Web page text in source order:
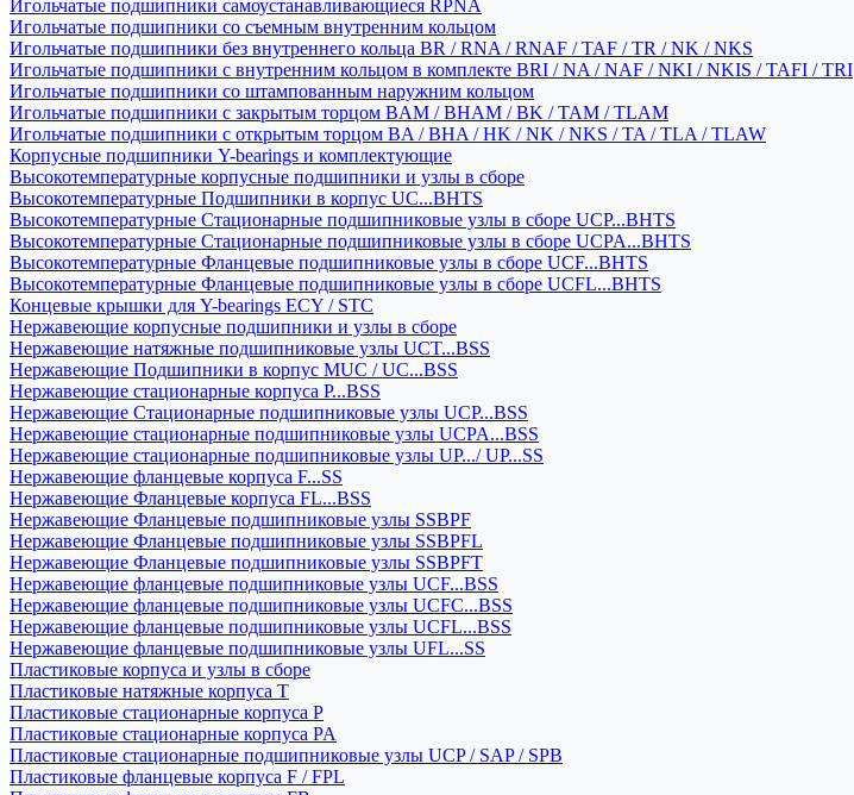
Игольчатые подшипники самоустанавливающиеся RPNA
Игольчатые подшипники со съемным внутренним кольцом
Игольчатые подшипники без внутреннего кольца BR / RNA / RNAF / TAF / TR / NK / NKS
Игольчатые подшипники с внутренним кольцом в комплекте BRI / NA / NAF / NKI / NKIS / TAFI / TRI
Игольчатые подшипники со штампованным наружним кольцом
Игольчатые подшипники с закрытым торцом BAM / BHAM / BK / TAM / TLAM
Игольчатые подшипники с открытым торцом BA / BHA / HK / NK / NKS / TA / TLA / TLAW
Корпусные подшипники Y-bearings и комплектующие
Высокотемпературные корпусные подшипники и узлы в сборе
Высокотемпературные Подшипники в корпус UC...BHTS
Высокотемпературные Стационарные подшипниковые узлы в сборе UCP...BHTS
Высокотемпературные Стационарные подшипниковые узлы в сборе UCPA...BHTS
Высокотемпературные Фланцевые подшипниковые узлы в сборе UCF...BHTS
Высокотемпературные Фланцевые подшипниковые узлы в сборе UCFL...BHTS
Концевые крышки для Y-bearings ECY / STC
Нержавеющие корпусные подшипники и узлы в сборе
Нержавеющие натяжные подшипниковые узлы UCT...BSS
Нержавеющие Подшипники в корпус MUC / UC...BSS
Нержавеющие стационарные корпуса P...BSS
Нержавеющие Стационарные подшипниковые узлы UCP...BSS
Нержавеющие стационарные подшипниковые узлы UCPA...BSS
Нержавеющие стационарные подшипниковые узлы UP.../ UP...SS
Нержавеющие фланцевые корпуса F...SS
Нержавеющие Фланцевые корпуса FL...BSS
Нержавеющие Фланцевые подшипниковые узлы SSBPF
Нержавеющие Фланцевые подшипниковые узлы SSBPFL
Нержавеющие Фланцевые подшипниковые узлы SSBPFT
Нержавеющие фланцевые подшипниковые узлы UCF...BSS
Нержавеющие фланцевые подшипниковые узлы UCFC...BSS
Нержавеющие фланцевые подшипниковые узлы UCFL...BSS
Нержавеющие фланцевые подшипниковые узлы UFL...SS
Пластиковые корпуса и узлы в сборе
Пластиковые натяжные корпуса T
Пластиковые стационарные корпуса P
Пластиковые стационарные корпуса PA
Пластиковые стационарные подшипниковые узлы UCP / SAP / SPB
Пластиковые фланцевые корпуса F / FPL